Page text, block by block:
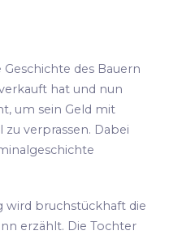
des Bauern
hat und nun
um sein Geld mit
verprassen. Dabei
wird bruchstückhaft die
erzählt. Die Tochter